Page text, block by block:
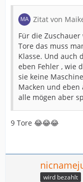
Zitat von
Für die
Tore das muss
Klasse. Und auch
eben Fehler , wie
sie keine
Macken und
alle mögen aber
9 Tore 😂😂😂
wird bezahlt